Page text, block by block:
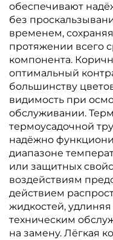
обеспечивают
без
временем,
протяжении всего
компонента.
оптимальный
большинству
видимость при
обслуживании.
термоусадочной
надёжно
диапазоне
или защитных
воздействиям
действием
жидкостей,
техническим
на замену. Лёгкая